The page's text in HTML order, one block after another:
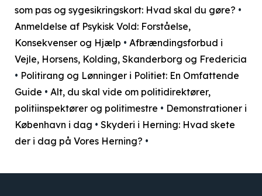
som pas og sygesikringskort: Hvad skal du gøre? •
Anmeldelse af Psykisk Vold: Forståelse,
Konsekvenser og Hjælp • Afbrændingsforbud i
Vejle, Horsens, Kolding, Skanderborg og Fredericia
• Politirang og Lønninger i Politiet: En Omfattende
Guide • Alt, du skal vide om politidirektører,
politiinspektører og politimestre • Demonstrationer i
København i dag • Skyderi i Herning: Hvad skete
der i dag på Vores Herning? •